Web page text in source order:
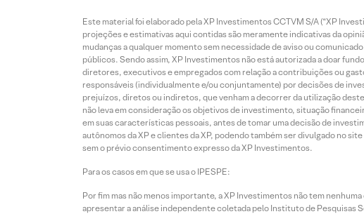
Este material foi elaborado pela XP Investimentos CCTVM S/A (“XP
projeções e estimativas aqui contidas são meramente indicativas da
mudanças a qualquer momento sem necessidade de aviso ou
públicos. Sendo assim, XP Investimentos não está autorizada a doar
diretores, executivos e empregados com relação a contribuições ou
responsáveis (individualmente e/ou conjuntamente) por decisões de
prejuízos, diretos ou indiretos, que venham a decorrer da utilização
não leva em consideração os objetivos de investimento, situação
em suas características pessoais, antes de tomar uma decisão de
autônomos da XP e clientes da XP, podendo também ser divulgado no
sem o prévio consentimento expresso da XP Investimentos.
Para os casos em que se usa o IPESPE:
Por fim mas não menos importante, a XP Investimentos não tem
apresentar a análise independente coletada pelo Instituto de Pesquisas